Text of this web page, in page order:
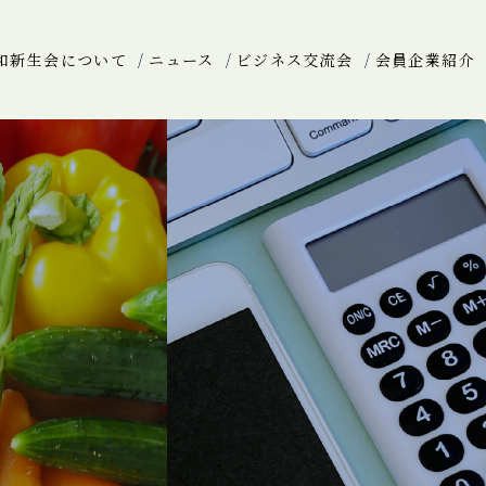
新生会について ニュース ビジネス交流会 会員企業紹介